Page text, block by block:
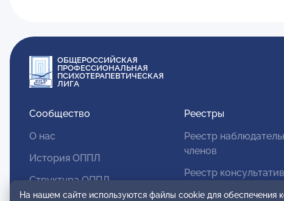
ОБЩЕРОССИЙСКАЯ
ПРОФЕССИОНАЛЬНАЯ
ПСИХОТЕРАПЕВТИЧЕСКАЯ
ЛИГА
Сообщество
О нас
История ОППЛ
Структура ОППЛ
Реестры
Реестр
членов
Реестр
На нашем сайте используются файлы cookie для обеспечения